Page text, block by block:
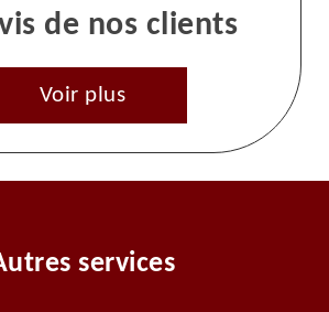
de nos clients
Voir plus
services